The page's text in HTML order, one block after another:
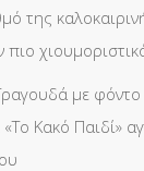
της
πιο
με φόντο
Κακό Παιδί»